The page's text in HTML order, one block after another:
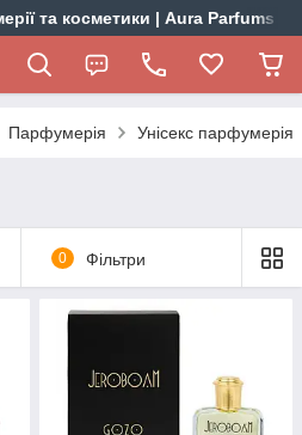
та косметики | Aura Parfums
Парфумерія Унісекс парфумерія
0 Фільтри